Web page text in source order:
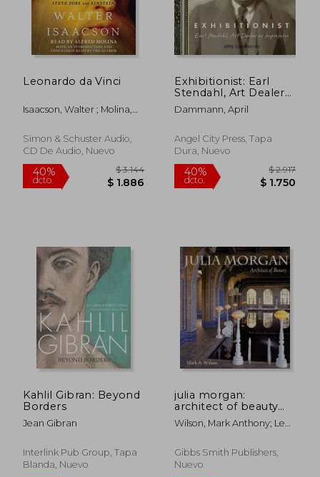
dcto. $ 2.521 dcto.
40%
dcto. $ 2.557
40%
dcto.
Leonardo da Vinci
Isaacson, Walter ; Molina,
Simon & Schuster Audio,
CD De Audio, Nuevo
Exhibitionist: Earl
Stendahl, Art Dealer
as Impresario (en
Inglés)
Dammann, April
Angel City Press, Tapa
Dura, Nuevo
Kahlil Gibran: Beyond
Borders
Jean Gibran
Interlink Pub Group, Tapa
Blanda, Nuevo
julia morgan:
architect of beauty
(en Inglés)
Wilson, Mark Anthony; Lee,
Gibbs Smith Publishers,
Nuevo